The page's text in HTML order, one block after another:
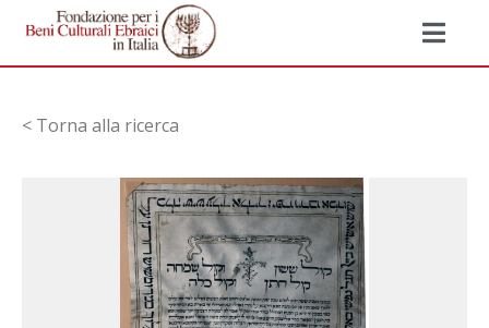
< Torna alla ricerca